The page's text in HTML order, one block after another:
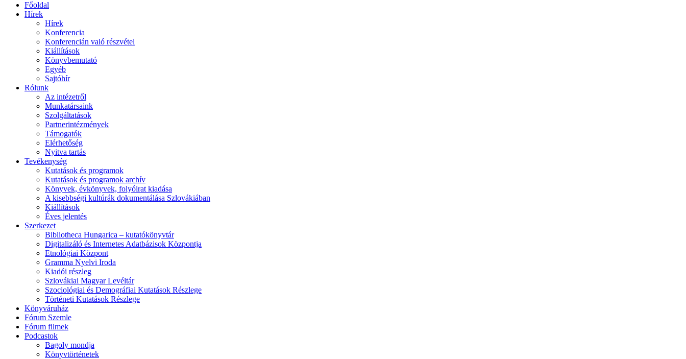
Főoldal
Hírek
Hírek
Konferencia
Konferencián való részvétel
Kiállítások
Könyvbemutató
Egyéb
Sajtóhír
Rólunk
Az intézetről
Munkatársaink
Szolgáltatások
Partnerintézmények
Támogatók
Elérhetőség
Nyitva tartás
Tevékenység
Kutatások és programok
Kutatások és programok archív
Könyvek, évkönyvek, folyóirat kiadása
A kisebbségi kultúrák dokumentálása Szlovákiában
Kiállítások
Éves jelentés
Szerkezet
Bibliotheca Hungarica – kutatókönyvtár
Digitalizáló és Internetes Adatbázisok Központja
Etnológiai Központ
Gramma Nyelvi Iroda
Kiadói részleg
Szlovákiai Magyar Levéltár
Szociológiai és Demográfiai Kutatások Részlege
Történeti Kutatások Részlege
Könyváruház
Fórum Szemle
Fórum filmek
Podcastok
Bagoly mondja
Könyvtörténetek